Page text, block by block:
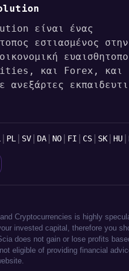
είναι ένας
εστιασμένος στην
και Forex, και
ανεξάρτες
PL SV DA NO FI CS SK HU